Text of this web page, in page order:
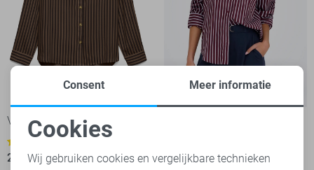
Vero Moda Blouse
23,95 29,99 27,95 34,99
Noodzakelijke cookies
Consent Meer informatie
Cookies
Wij gebruiken cookies en vergelijkbare technieken